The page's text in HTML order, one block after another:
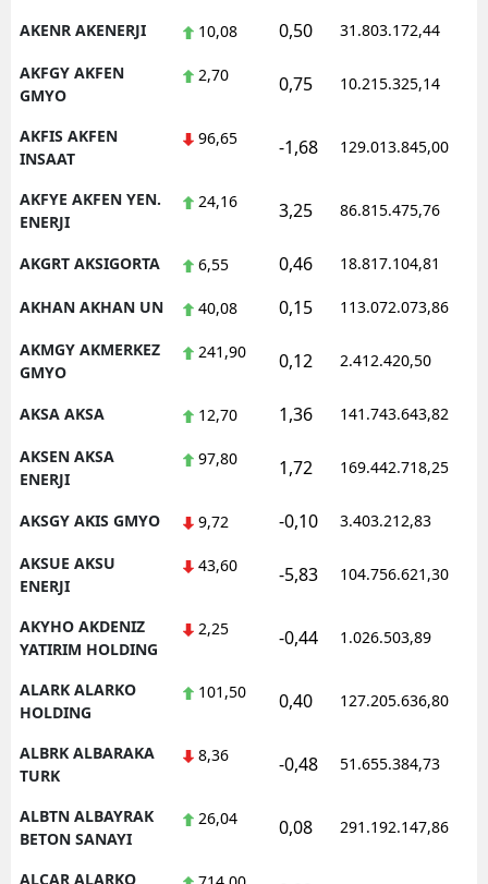
AKENR AKENERJI 10,08 0,50 31.803.172,44
AKFGY AKFEN
GMYO
2,70 0,75 10.215.325,14
AKFIS AKFEN
INSAAT
96,65 -1,68 129.013.845,00
AKFYE AKFEN YEN.
ENERJI
24,16 3,25 86.815.475,76
AKGRT AKSIGORTA 6,55 0,46 18.817.104,81
AKHAN AKHAN UN 40,08 0,15 113.072.073,86
AKMGY AKMERKEZ
GMYO
241,90 0,12 2.412.420,50
AKSA AKSA 12,70 1,36 141.743.643,82
AKSEN AKSA
ENERJI
97,80 1,72 169.442.718,25
AKSGY AKIS GMYO 9,72 -0,10 3.403.212,83
AKSUE AKSU
ENERJI
43,60 -5,83 104.756.621,30
AKYHO AKDENIZ
YATIRIM HOLDING
2,25 -0,44 1.026.503,89
ALARK ALARKO
HOLDING
101,50 0,40 127.205.636,80
ALBRK ALBARAKA
TURK
8,36 -0,48 51.655.384,73
ALBTN ALBAYRAK
BETON SANAYI
26,04 0,08 291.192.147,86
ALCAR ALARKO